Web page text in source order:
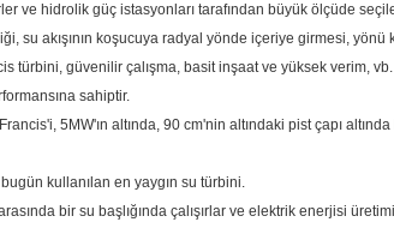
ve hidrolik güç istasyonları tarafından büyük ölçüde
su akışının koşucuya radyal yönde içeriye girmesi,
türbini, güvenilir çalışma, basit inşaat ve yüksek verim,
sahiptir.
5MW'ın altında, 90 cm'nin altındaki pist çapı altında
kullanılan en yaygın su türbini.
bir su başlığında çalışırlar ve elektrik enerjisi